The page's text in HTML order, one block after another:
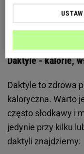
do diety. Idealnie
kiedy mamy
dodatek do potraw
Daktyle - kalorie,
Daktyle to zdrowa
kaloryczna. Warto
często słodkawy i
jedynie przy kilku
daktyli znajdziemy: